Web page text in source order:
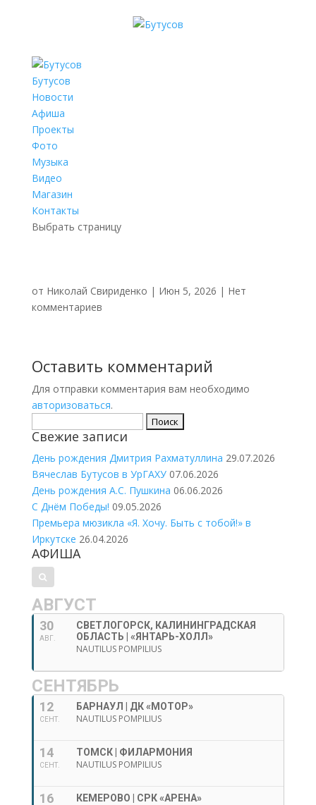
Бутусов
Новости
Афиша
Проекты
Фото
Музыка
Видео
Магазин
Контакты
Выбрать страницу
от Николай Свириденко | Июн 5, 2026 | Нет
комментариев
Оставить комментарий
Для отправки комментария вам необходимо
авторизоваться.
Свежие записи
День рождения Дмитрия Рахматуллина 29.07.2026
Вячеслав Бутусов в УрГАХУ 07.06.2026
День рождения А.С. Пушкина 06.06.2026
С Днём Победы! 09.05.2026
Премьера мюзикла «Я. Хочу. Быть с тобой!» в
Иркутске 26.04.2026
АФИША
АВГУСТ
30
АВГ.
СВЕТЛОГОРСК, КАЛИНИНГРАДСКАЯ
ОБЛАСТЬ | «ЯНТАРЬ-ХОЛЛ»
NAUTILUS POMPILIUS
СЕНТЯБРЬ
12
СЕНТ.
БАРНАУЛ | ДК «МОТОР»
NAUTILUS POMPILIUS
14
СЕНТ.
ТОМСК | ФИЛАРМОНИЯ
NAUTILUS POMPILIUS
16 КЕМЕРОВО | СРК «АРЕНА»